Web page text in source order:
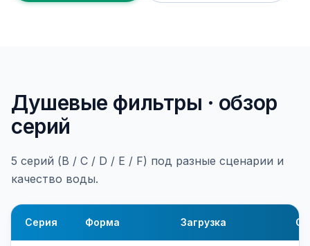
Душевые фильтры · обзор
серий
5 серий (B / C / D / E / F) под разные сценарии и
качество воды.
Серия Форма Загрузка